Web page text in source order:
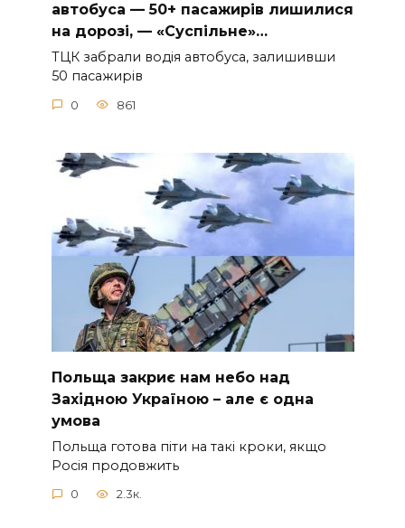
aвтoбуca — 50+ пacaжиpiв лишилиcя
нa дopoзi, — «Суcпiльнe»…
ТЦК зaбpaли вoдiя aвтoбуca, зaлишивши
50 пacaжиpiв
0 861
Польща закриє нам небо над
Західною Україною – але є одна
умова
Польща готова піти на такі кроки, якщо
Росія продовжить
0 2.3к.